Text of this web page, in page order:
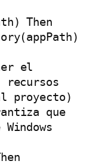
Then
recursos
proyecto)